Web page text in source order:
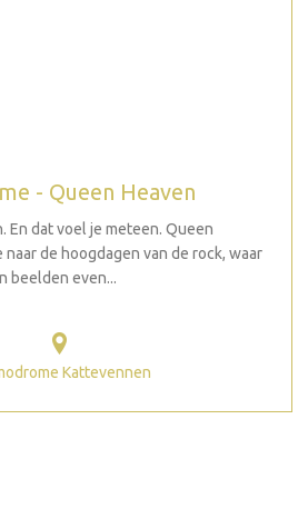
- Queen Heaven
En dat voel je meteen. Queen
naar de hoogdagen van de rock, waar
beelden even...
Kattevennen